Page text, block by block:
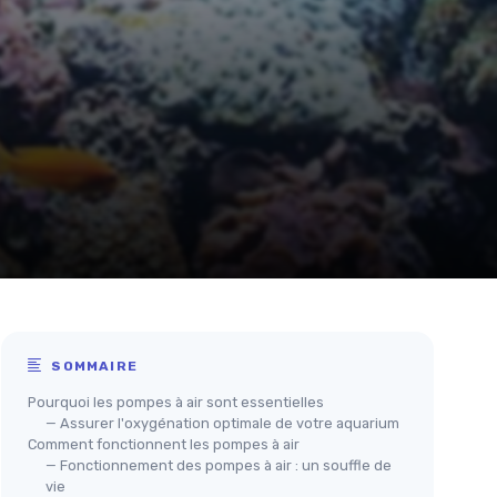
SOMMAIRE
Pourquoi les pompes à air sont essentielles
— Assurer l'oxygénation optimale de votre aquarium
Comment fonctionnent les pompes à air
— Fonctionnement des pompes à air : un souffle de
vie